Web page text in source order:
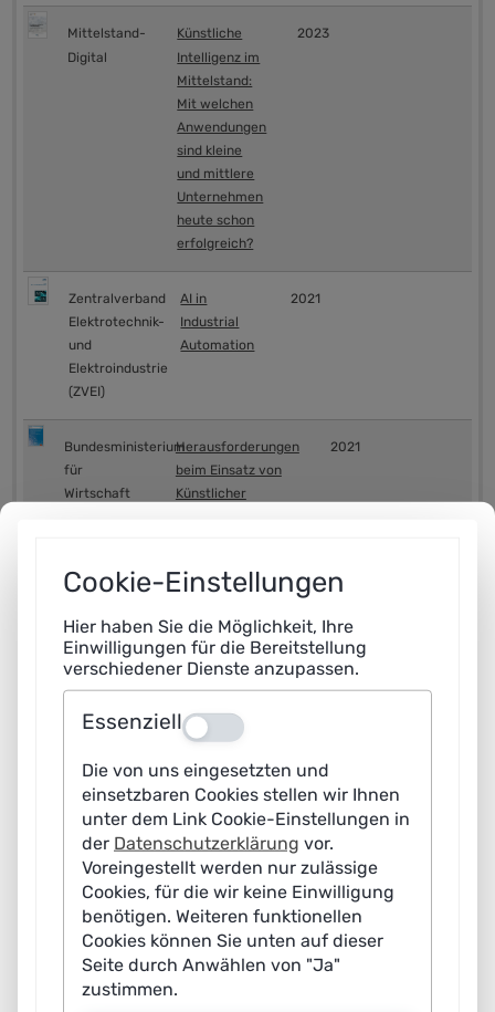
Mittelstand-
Digital
Künstliche
Intelligenz im
Mittelstand:
Mit welchen
Anwendungen
sind kleine
und mittlere
Unternehmen
heute schon
erfolgreich?
2023
Zentralverband
Elektrotechnik-
und
Elektroindustrie
(ZVEI)
AI in
Industrial
Automation
2021
Bundesministerium
für
Wirtschaft
Herausforderungen
beim Einsatz von
Künstlicher
2021
Plattform
Lernende
Systeme
KI im Mittelstand:
Potenziale
erkennen,
Voraussetzungen
schaffen,
Transformation
meistern
Konrad
Adenauer
Stiftung
KI in KMU: Daten
nutzen und teilen -
Rahmenbedingungen
für das Nutzen und
Teilen von Daten für
KI-Anwendungen in
kleinen und mittleren
Unternehmen
2021
Mittelstand-
Cookie-Einstellungen
Hier haben Sie die Möglichkeit, Ihre
Einwilligungen für die Bereitstellung
verschiedener Dienste anzupassen.
Essenziell Aus
Die von uns eingesetzten und
einsetzbaren Cookies stellen wir Ihnen
unter dem Link Cookie-Einstellungen in
der Datenschutzerklärung vor.
Voreingestellt werden nur zulässige
Cookies, für die wir keine Einwilligung
benötigen. Weiteren funktionellen
Cookies können Sie unten auf dieser
Seite durch Anwählen von "Ja"
zustimmen.